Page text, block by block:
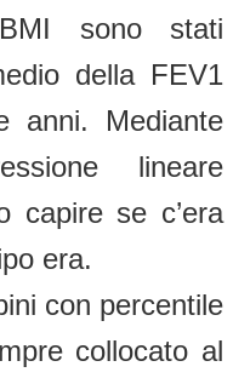
sono stati
della FEV1
anni. Mediante
lineare
capire se c’era
era.
con percentile
collocato al